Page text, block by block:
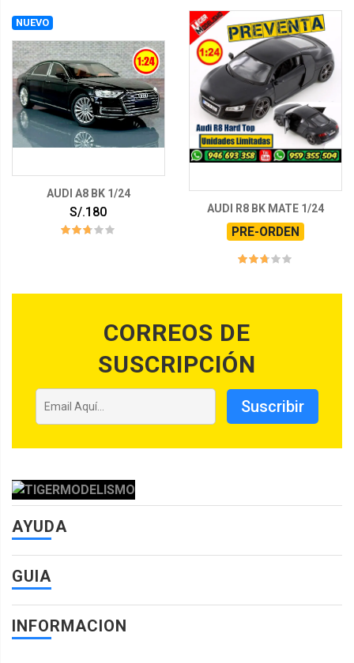
NUEVO
AUDI A8 BK 1/24
S/.180 AUDI R8 BK MATE 1/24
PRE-ORDEN
CORREOS DE
SUSCRIPCIÓN
Suscribir
AYUDA
GUIA
INFORMACION